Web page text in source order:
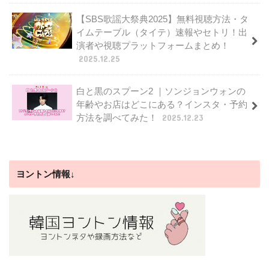
【SBS歌謡大祭典2025】無料視聴方法・タ
イムテーブル（タイテ）速報やセトリ！出
演者や視聴プラットフォームまとめ！
2025.12.25
白と黒のスプーン2 ｜ソンジョンウォンの
年齢やお店はどこにある？インスタ・予約
方法を調べてみた！
2025.12.23
ヨントン情報↓